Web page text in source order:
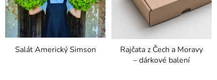
Salát Americký Simson
Rajčata z Čech a Moravy
– dárkové balení